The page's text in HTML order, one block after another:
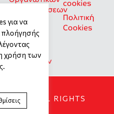
Επιχορηγήσεων
για Οκοιπ
που δρουν
για την
Ισότητα
των Φύλων
cookies
Πολιτική
Cookies
2018. ALL RIGHTS
για να
πλοήγησής
χρήση των